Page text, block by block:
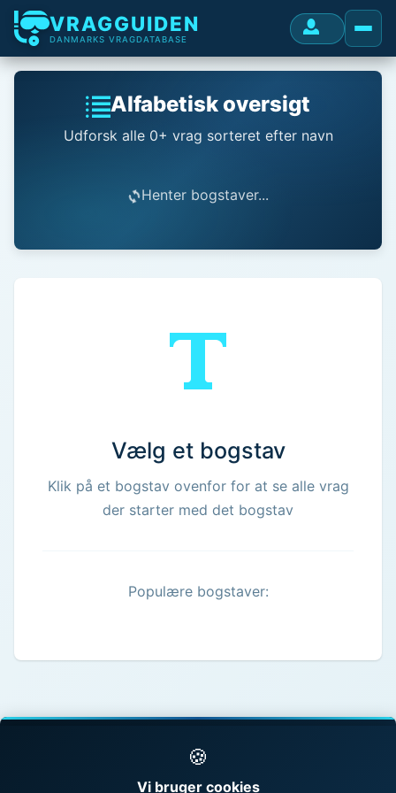
VRAGGUIDEN
DANMARKS VRAGDATABASE
Alfabetisk oversigt
Udforsk alle 0+ vrag sorteret efter navn
Henter bogstaver...
Vælg et bogstav
Klik på et bogstav ovenfor for at se alle vrag
der starter med det bogstav
Populære bogstaver:
© 1998 - 2026 Vragguiden - Danmarks største
🍪
Vi bruger cookies